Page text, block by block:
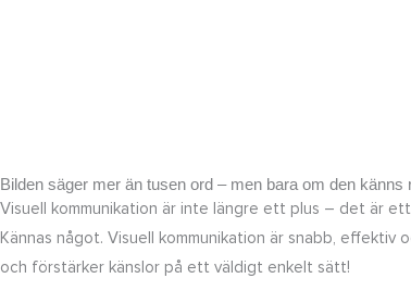
Bilden säger mer än tusen ord – men bara om den känns
Visuell kommunikation är inte längre ett plus – det är
Kännas något. Visuell kommunikation är snabb,
och förstärker känslor på ett väldigt enkelt sätt!